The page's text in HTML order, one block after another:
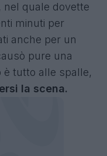
, nel quale dovette
minuti per
anche per un
pure una
tutto alle spalle,
la scena.